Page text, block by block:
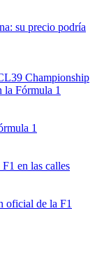
su precio podría
Championship
la Fórmula 1
1
en las calles
oficial de la F1